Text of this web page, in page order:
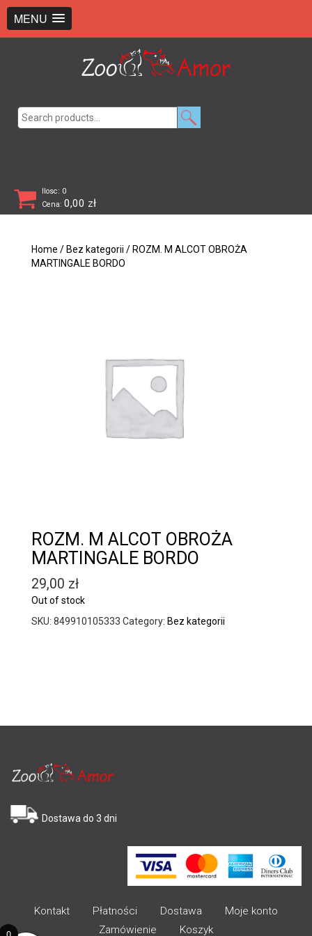
MENU
Ilosc: 0
Cena: 0,00 zł
Home / Bez kategorii / ROZM. M ALCOT OBROŻA
MARTINGALE BORDO
ROZM. M ALCOT OBROŻA
MARTINGALE BORDO
29,00 zł
Out of stock
SKU: 849910105333 Category: Bez kategorii
Dostawa do 3 dni
Kontakt Płatności Dostawa
Moje konto
Zamówienie
Koszyk